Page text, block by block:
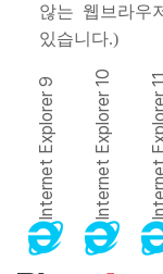
않는 웹브라우
있습니다.)
Internet Explorer 9 Internet Explorer 10